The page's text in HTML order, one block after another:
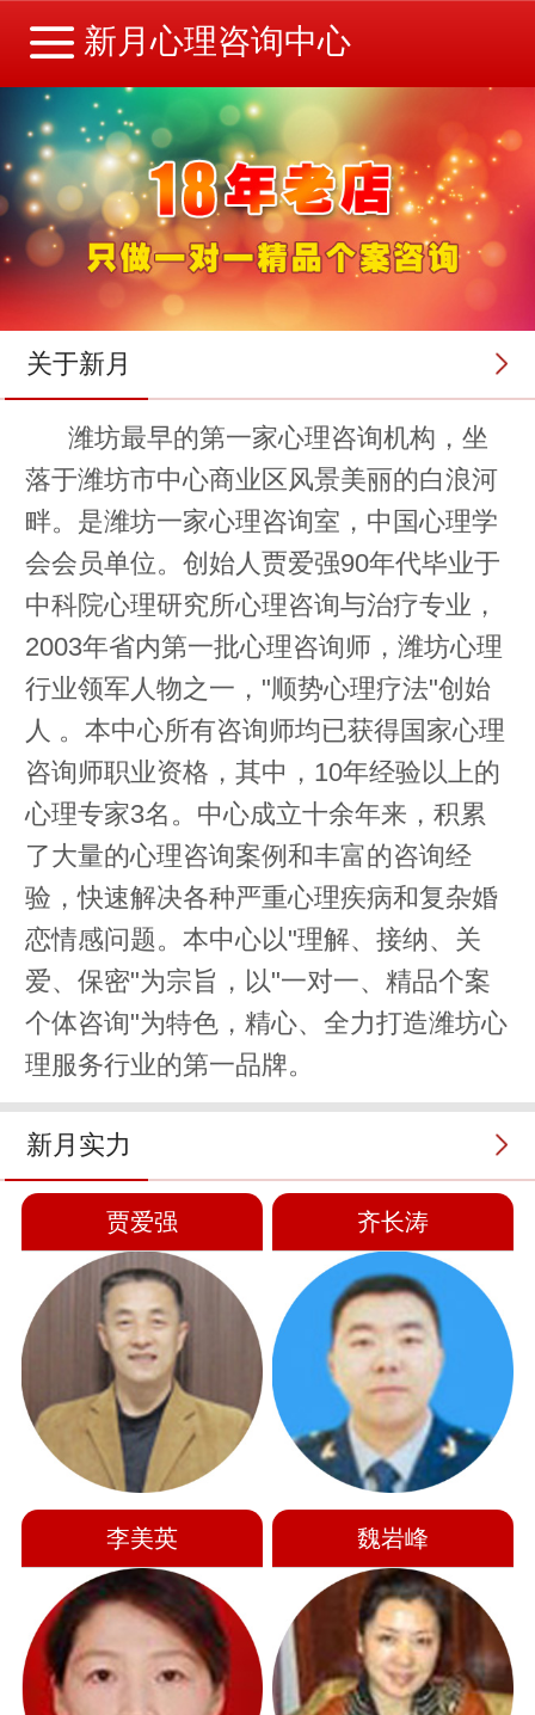
新月心理咨询中心
关于新月
潍坊最早的第一家心理咨询机构，坐
落于潍坊市中心商业区风景美丽的白浪河
畔。是潍坊一家心理咨询室，中国心理学
会会员单位。创始人贾爱强90年代毕业于
中科院心理研究所心理咨询与治疗专业，
2003年省内第一批心理咨询师，潍坊心理
行业领军人物之一，"顺势心理疗法"创始
人 。本中心所有咨询师均已获得国家心理
咨询师职业资格，其中，10年经验以上的
心理专家3名。中心成立十余年来，积累
了大量的心理咨询案例和丰富的咨询经
验，快速解决各种严重心理疾病和复杂婚
恋情感问题。本中心以"理解、接纳、关
爱、保密"为宗旨，以"一对一、精品个案
个体咨询"为特色，精心、全力打造潍坊心
理服务行业的第一品牌。
新月实力
贾爱强 齐长涛
李美英 魏岩峰